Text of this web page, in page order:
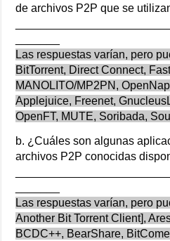
de archivos P2P que se
Las respuestas varían, pero
BitTorrent, Direct Connect,
MANOLITO/MP2PN,
Applejuice, Freenet,
OpenFT, MUTE, Soribada,
b. ¿Cuáles son algunas
archivos P2P conocidas
Las respuestas varían, pero
Another Bit Torrent Client],
BCDC++, BearShare,